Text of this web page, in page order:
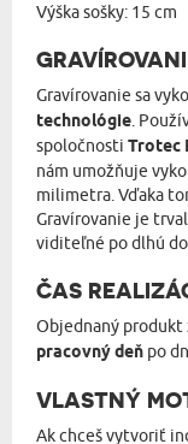
Výška sošky: 15 cm
Gravírovanie sa
technológie.
spoločnosti Trotec
nám umožňuje
milimetra. Vďaka
Gravírovanie je
viditeľné po dlhú
ČAS
Objednaný produkt
pracovný deň po
VLASTNÝ
Ak chceš vytvoriť